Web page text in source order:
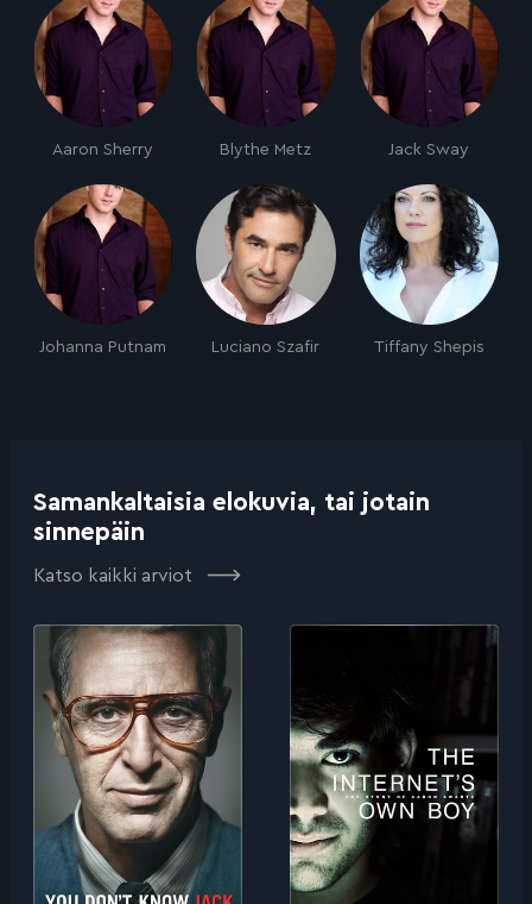
Aaron Sherry Blythe Metz Jack Sway
Johanna Putnam Luciano Szafir Tiffany Shepis
Samankaltaisia elokuvia, tai jotain
sinnepäin
Katso kaikki arviot